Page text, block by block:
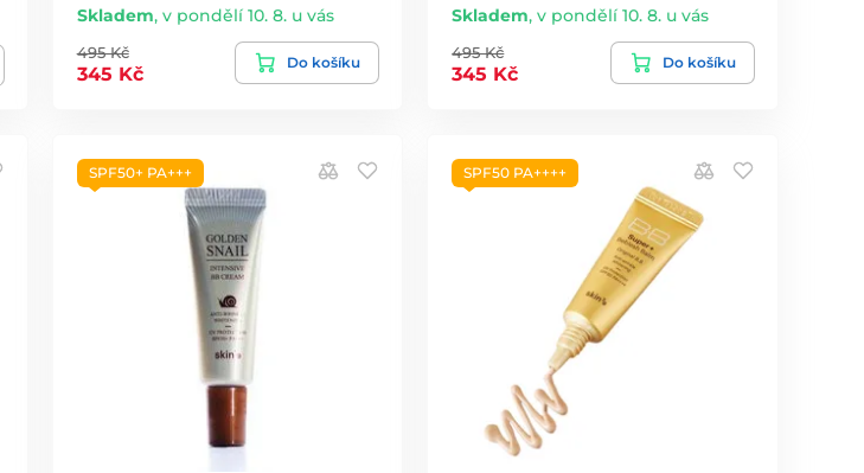
Skladem, v pondělí 10. 8. u vás
495 Kč
345 Kč
Do košíku
Skladem,v pondělí 10. 8. u vás
495 Kč
345 Kč
Do košíku
SPF50+ PA+++ SPF50 PA++++